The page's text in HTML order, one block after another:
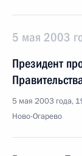
5 мая 2003
Президент
5 мая 2003 года,
Ново-Огарево